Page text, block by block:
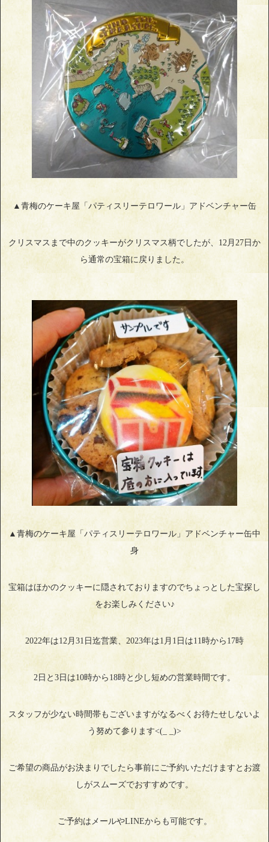
▲青梅のケーキ屋「パティスリーテロワール」アドベンチャー缶
クリスマスまで中のクッキーがクリスマス柄でしたが、12月27日か
ら通常の宝箱に戻りました。
▲青梅のケーキ屋「パティスリーテロワール」アドベンチャー缶中
身
宝箱はほかのクッキーに隠されておりますのでちょっとした宝探し
をお楽しみください♪
2022年は12月31日迄営業、2023年は1月1日は11時から17時
2日と3日は10時から18時と少し短めの営業時間です。
スタッフが少ない時間帯もございますがなるべくお待たせしないよ
う努めて参ります<(_ _)>
ご希望の商品がお決まりでしたら事前にご予約いただけますとお渡
しがスムーズでおすすめです。
ご予約はメールやLINEからも可能です。